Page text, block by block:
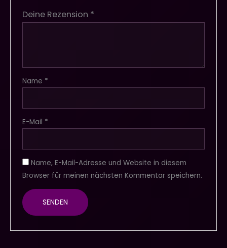
Deine Rezension *
Name *
E-Mail *
Name, E-Mail-Adresse und Website in diesem
Browser für meinen nächsten Kommentar speichern.